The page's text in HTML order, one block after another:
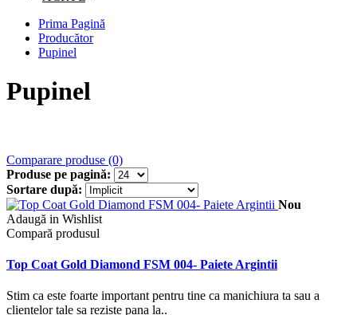
Prima Pagină
Producător
Pupinel
Pupinel
Comparare produse (0)
Produse pe pagină:
Sortare după:
Nou
Adaugă in Wishlist
Compară produsul
Top Coat Gold Diamond FSM 004- Paiete Argintii
Stim ca este foarte important pentru tine ca manichiura ta sau a
clientelor tale sa reziste pana la..